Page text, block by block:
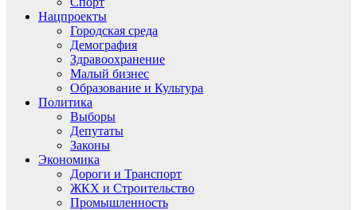
Нацпроекты
Городская среда
Демография
Здравоохранение
Малый бизнес
Образование и Культура
Политика
Выборы
Депутаты
Законы
Экономика
Дороги и Транспорт
ЖКХ и Строительство
Промышленность